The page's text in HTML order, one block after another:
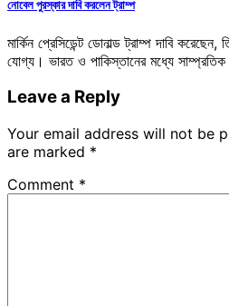
নোবেল পুরস্কার দাবি করলেন ট্রাম্প
মার্কিন প্রেসিডেন্ট ডোনাল্ড ট্রাম্প দাবি
যোগ্য। ভারত ও পাকিস্তানের মধ্যে সাম্প্রতিক
Leave a Reply
Your email address will not be
are marked *
Comment *